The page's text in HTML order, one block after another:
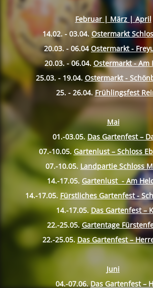
Februar | März | April
14.02. - 03.04. Ostermarkt
20.03. - 06.04 Ostermarkt -
20.03. - 06.04. Ostermarkt - Am
25.03. - 19.04. Ostermarkt -
25. - 26.04. Frühlingsfest
Mai
01.-03.05. Das Gartenfest –
07.-10.05. Gartenlust – Schloss
07.-10.05. Landpartie Schloss
14.-17.05. Gartenlust - Am
14.-17.05. Fürstliches Gartenfest -
14.-17.05. Das Gartenfest –
22.-25.05. Gartentage
22.-25.05. Das Gartenfest –
Juni
04.-07.06. Das Gartenfest –